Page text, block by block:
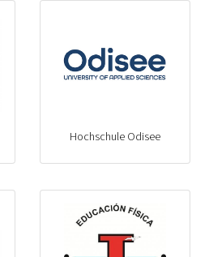
Hochschule Odisee